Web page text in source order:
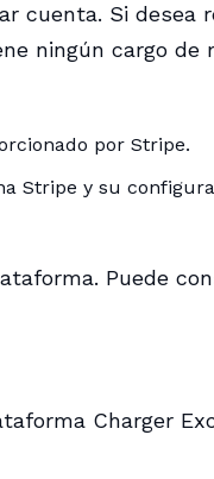
cuenta. Si desea
ningún cargo
por Stripe.
Stripe y su
Puede
Charger